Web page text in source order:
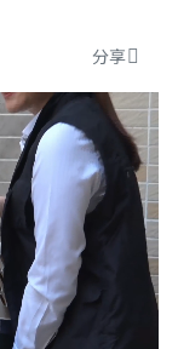
分享